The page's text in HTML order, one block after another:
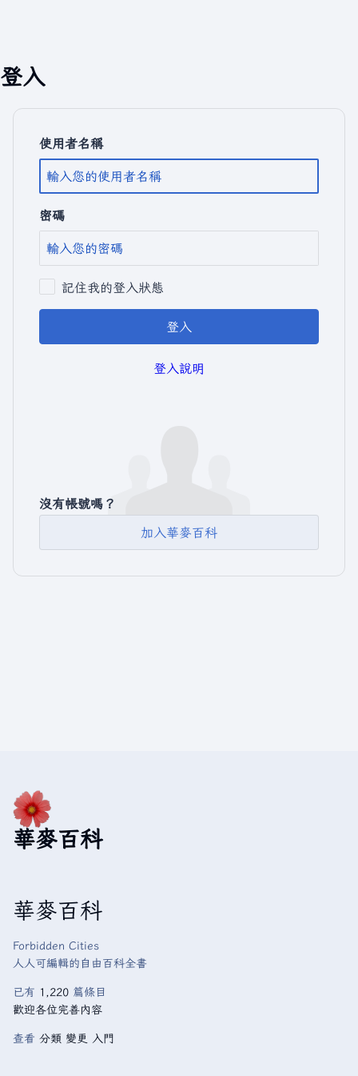
登入
使用者名稱
密碼
記住我的登入狀態
登入
登入說明
沒有帳號嗎？
加入華麥百科
華麥百科
華麥百科
Forbidden Cities
人人可編輯的自由百科全書
已有 1,220 篇條目
歡迎各位完善內容
查看 分類 變更 入門